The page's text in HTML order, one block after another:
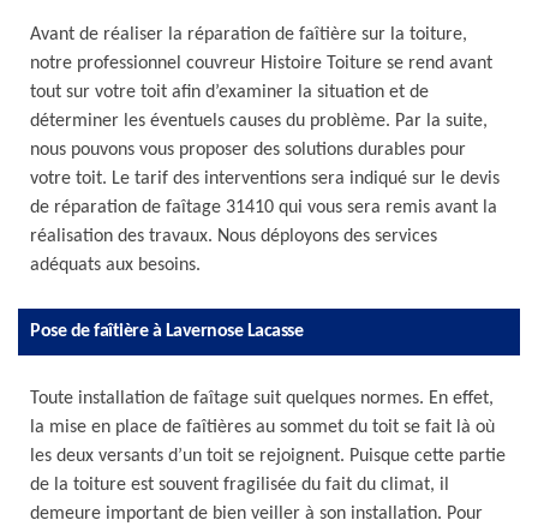
Avant de réaliser la réparation de faîtière sur la toiture,
notre professionnel couvreur Histoire Toiture se rend avant
tout sur votre toit afin d’examiner la situation et de
déterminer les éventuels causes du problème. Par la suite,
nous pouvons vous proposer des solutions durables pour
votre toit. Le tarif des interventions sera indiqué sur le devis
de réparation de faîtage 31410 qui vous sera remis avant la
réalisation des travaux. Nous déployons des services
adéquats aux besoins.
Pose de faîtière à Lavernose Lacasse
Toute installation de faîtage suit quelques normes. En effet,
la mise en place de faîtières au sommet du toit se fait là où
les deux versants d’un toit se rejoignent. Puisque cette partie
de la toiture est souvent fragilisée du fait du climat, il
demeure important de bien veiller à son installation. Pour